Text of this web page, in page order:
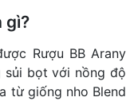
gì?
Rượu BB Arany
sủi bọt với nồng độ
từ giống nho Blend